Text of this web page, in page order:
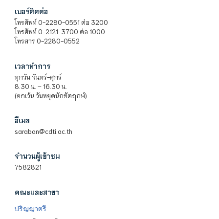
เบอร์ติดต่อ
โทรศัพท์ 0-2280-0551 ต่อ 3200
โทรศัพท์ 0-2121-3700 ต่อ 1000
โทรสาร 0-2280-0552
เวลาทำการ
ทุกวัน จันทร์-ศุกร์
8.30 น. – 16.30 น.
(ยกเว้น วันหยุดนักขัตฤกษ์)
อีเมล
saraban@cdti.ac.th
จำนวนผู้เข้าชม
7582821
คณะและสาขา
ปริญญาตรี